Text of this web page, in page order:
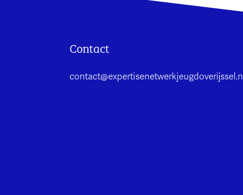
Contact
contact@expertisenetwerkjeugdoverijssel.nl